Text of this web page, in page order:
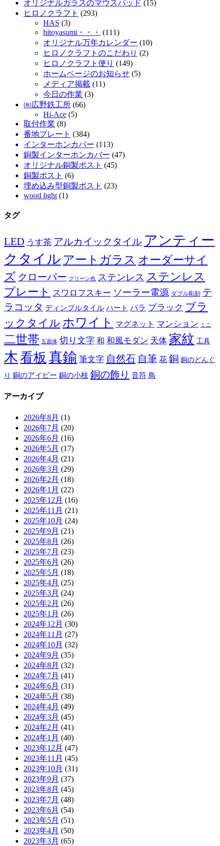
オリジナルガラスのマウスパッド (15)
ヒロノクラフト (293)
HAS (3)
hitoyasumi・・・ (111)
オリジナル万年カレンダー (10)
ヒロノクラフトのこだわり (2)
ヒロノクラフト便り (149)
ホームページのお知らせ (5)
メディア掲載 (11)
今日の作業 (3)
㈱広野鉄工所 (66)
Hi-Ace (5)
取付作業 (8)
番地プレート (384)
インターホンカバー (113)
銅製インターホンカバー (47)
オリジナル銅製ポスト (45)
銅製ポスト (6)
埋め込み型銅製ポスト (23)
wood light (1)
タグ
LED うす茶 アルカイックタイル アンティー
クタイル アートガラス オーダーサイ
ズ クローバー グリーン色 ステンレス ステンレス
プレート スワロフスキー ソーラー電源 ダブル彫刻 テ
ラコッタ ディンプルタイル ハート バラ ブラック ブラ
ックタイル ホワイト マグネット マンション ミニ
二世帯 五面体 切り文字 和 和風モダン 天体 家紋 工具
木看板 真鍮 筆文字 自然石 自筆 花 銅 銅のどんぐ
り 銅のアイビー 銅の小枝 銅の飾り 音符 鳥
アーカイブ
2026年8月 (1)
2026年7月 (20)
2026年6月 (16)
2026年5月 (17)
2026年4月 (21)
2026年3月 (29)
2026年2月 (18)
2026年1月 (22)
2025年12月 (16)
2025年11月 (21)
2025年10月 (24)
2025年9月 (21)
2025年8月 (26)
2025年7月 (23)
2025年6月 (26)
2025年5月 (18)
2025年4月 (25)
2025年3月 (24)
2025年2月 (26)
2025年1月 (26)
2024年12月 (30)
2024年11月 (27)
2024年10月 (32)
2024年9月 (35)
2024年8月 (32)
2024年7月 (41)
2024年6月 (31)
2024年5月 (38)
2024年4月 (49)
2024年3月 (45)
2024年2月 (41)
2024年1月 (40)
2023年12月 (47)
2023年11月 (45)
2023年10月 (31)
2023年9月 (37)
2023年8月 (45)
2023年7月 (48)
2023年6月 (54)
2023年5月 (51)
2023年4月 (50)
2023年3月 (65)